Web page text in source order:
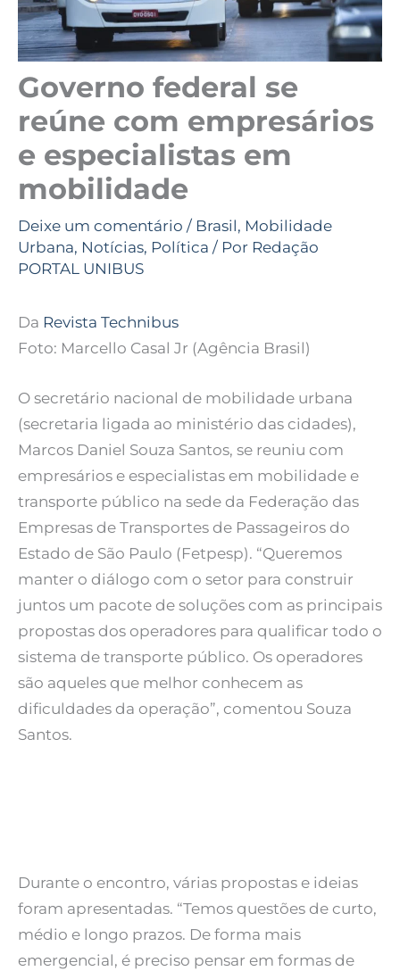
Governo federal se
reúne com empresários
e especialistas em
mobilidade
Deixe um comentário / Brasil, Mobilidade
Urbana, Notícias, Política / Por Redação
PORTAL UNIBUS
Da Revista Technibus
Foto: Marcello Casal Jr (Agência Brasil)
O secretário nacional de mobilidade urbana
(secretaria ligada ao ministério das cidades),
Marcos Daniel Souza Santos, se reuniu com
empresários e especialistas em mobilidade e
transporte público na sede da Federação das
Empresas de Transportes de Passageiros do
Estado de São Paulo (Fetpesp). “Queremos
manter o diálogo com o setor para construir
juntos um pacote de soluções com as principais
propostas dos operadores para qualificar todo o
sistema de transporte público. Os operadores
são aqueles que melhor conhecem as
dificuldades da operação”, comentou Souza
Santos.
Durante o encontro, várias propostas e ideias
foram apresentadas. “Temos questões de curto,
médio e longo prazos. De forma mais
emergencial, é preciso pensar em formas de